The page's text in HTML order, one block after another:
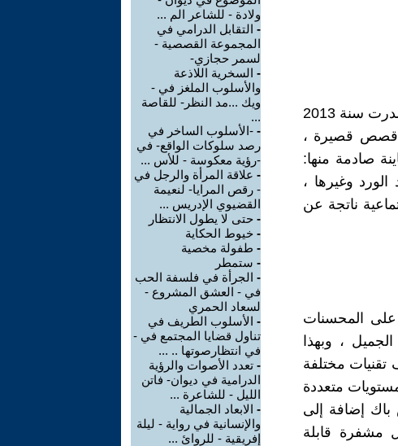
"خرير الوهم" مجموعة قصصية للقاص العراقي عبد الرضا صالح ، صدرت سنة 2013
قصص قصيرة ،
صادمة منها:
وغيرها ،
ناتجة عن
على المحسنات
، وبهذا
تقنيات مختلفة
متعددة
باك إضافة إلى
مشفرة قابلة
ولادة - للشاعر الم ...
- التقابل الدرامي في
المجموعة القصصية -
لسمر حجازي-
- السخرية اللاذعة
والأسلوب الملغز في -
ويك ...مد النظر- للقاصة
...
- -الأسلوب الساخر في
رصد سلوكات الواقع- في
-رؤية معكوسة - للأس ...
- علاقة المرأة والرجل في
- رقص المرايا- لنعيمة
القضيوي الإدريس ...
- حتى لا يطول الانتظار
- خيوط الحكاية
- طفولة مخصية
- ستمطر
- الجرأة في فلسفة الحب
في - العشق المشروع -
لسعاد الحمري
- الأسلوب الطريف في
تناول قضايا المجتمع في -
في انتظارصوتها .. ...
- تعدد الأصوات والرؤية
الدرامية في ديوان- فاتن
الليل - للشاعرة ...
- الابعاد الجمالية
والإنسانية في رواية - ليلة
إفريقية - للروائ ...